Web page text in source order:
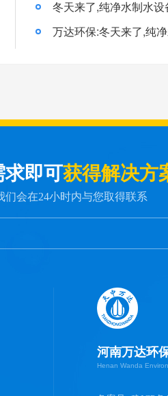
冬天来了,纯净水制水
万达环保:冬天来了,纯
求即可获得解决方
们会在24小时内与您取得联系
河南万达环
Henan Wanda